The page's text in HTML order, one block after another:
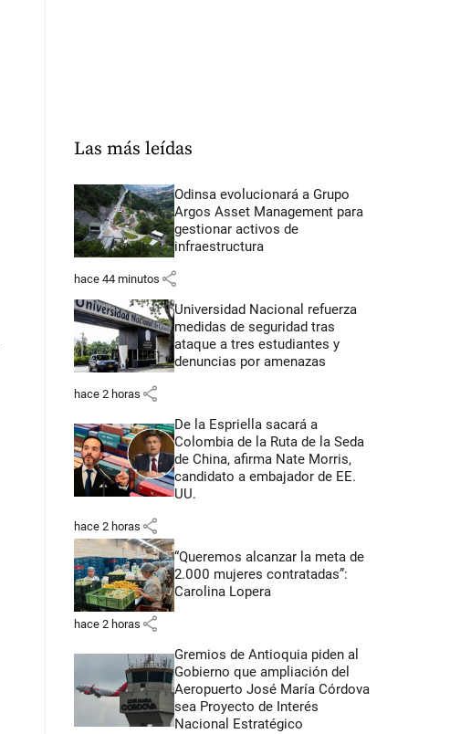
Las más leídas
Odinsa evolucionará a Grupo
Argos Asset Management para
gestionar activos de
infraestructura
hace 44 minutos share
Universidad Nacional refuerza
medidas de seguridad tras
ataque a tres estudiantes y
denuncias por amenazas
hace 2 horas share
De la Espriella sacará a
Colombia de la Ruta de la Seda
de China, afirma Nate Morris,
candidato a embajador de EE.
UU.
hace 2 horas share
“Queremos alcanzar la meta de
2.000 mujeres contratadas”:
Carolina Lopera
hace 2 horas share
Gremios de Antioquia piden al
Gobierno que ampliación del
Aeropuerto José María Córdova
sea Proyecto de Interés
Nacional Estratégico